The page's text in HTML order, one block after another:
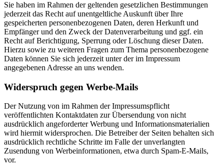
Sie haben im Rahmen der geltenden gesetzlichen Bestimmungen
jederzeit das Recht auf unentgeltliche Auskunft über Ihre
gespeicherten personenbezogenen Daten, deren Herkunft und
Empfänger und den Zweck der Datenverarbeitung und ggf. ein
Recht auf Berichtigung, Sperrung oder Löschung dieser Daten.
Hierzu sowie zu weiteren Fragen zum Thema personenbezogene
Daten können Sie sich jederzeit unter der im Impressum
angegebenen Adresse an uns wenden.
Widerspruch gegen Werbe-Mails
Der Nutzung von im Rahmen der Impressumspflicht
veröffentlichten Kontaktdaten zur Übersendung von nicht
ausdrücklich angeforderter Werbung und Informationsmaterialien
wird hiermit widersprochen. Die Betreiber der Seiten behalten sich
ausdrücklich rechtliche Schritte im Falle der unverlangten
Zusendung von Werbeinformationen, etwa durch Spam-E-Mails,
vor.